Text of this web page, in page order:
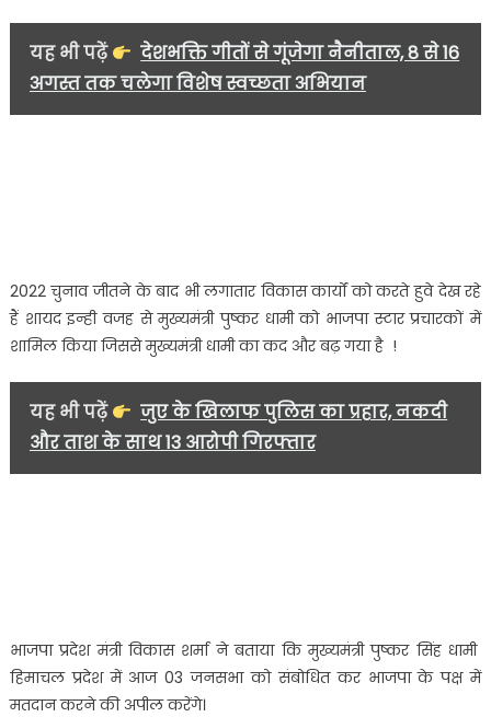
यह भी पढ़ें
देशभक्ति गीतों से गूंजेगा नैनीताल, 8 से 16
अगस्त तक चलेगा विशेष स्वच्छता अभियान
2022 चुनाव जीतने के बाद भी लगातार विकास कार्यों को करते हुवे देख रहे
हैं शायद इन्ही वजह से मुख्यमंत्री पुष्कर धामी को भाजपा स्टार प्रचारकों में
शामिल किया जिससे मुख्यमंत्री धामी का कद और बढ़ गया है !
यह भी पढ़ें
जुए के खिलाफ पुलिस का प्रहार, नकदी
और ताश के साथ 13 आरोपी गिरफ्तार
भाजपा प्रदेश मंत्री विकास शर्मा ने बताया कि मुख्यमंत्री पुष्कर सिंह धामी
हिमाचल प्रदेश में आज 03 जनसभा को संबोधित कर भाजपा के पक्ष में
मतदान करने की अपील करेंगे।